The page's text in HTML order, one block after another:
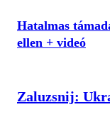
Hatalmas
ellen + videó
Zaluzsnij: